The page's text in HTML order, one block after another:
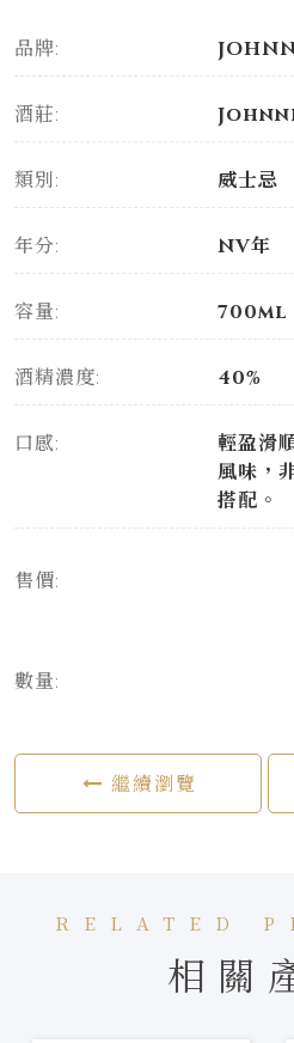
品牌:
酒莊:
類別: 威士忌
年分: NV年
容量: 700ml
酒精濃度: 40%
口感:
輕盈滑
風味，
搭配。
售價:
數量:
繼續瀏覽
RELATED
相關